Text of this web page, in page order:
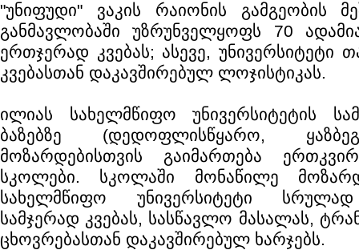
"უნიფუდი" ვაკის რაიონის გამგეობის
განმავლობაში უზრუნველყოფს 70
ერთჯერად კვებას; ასევე, უნივერსიტეტი
კვებასთან დაკავშირებულ ლოჯისტიკას.
ილიას სახელმწიფო უნივერსიტეტის
ბაზებზე (დედოფლისწყარო,
მოზარდებისთვის გაიმართება
სკოლები. სკოლაში მონაწილე
სახელმწიფო უნივერსიტეტი
სამჯერად კვებას, სასწავლო მასალას,
ცხოვრებასთან დაკავშირებულ ხარჯებს.